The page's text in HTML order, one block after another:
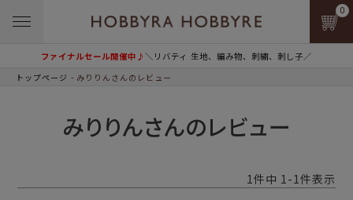
ファイナルセール開催中♪＼リバティ 生地、編み物、刺繍、刺し子／
0
トップページ みりりんさんのレビュー
みりりんさんのレビュー
1件中 1-1件表示